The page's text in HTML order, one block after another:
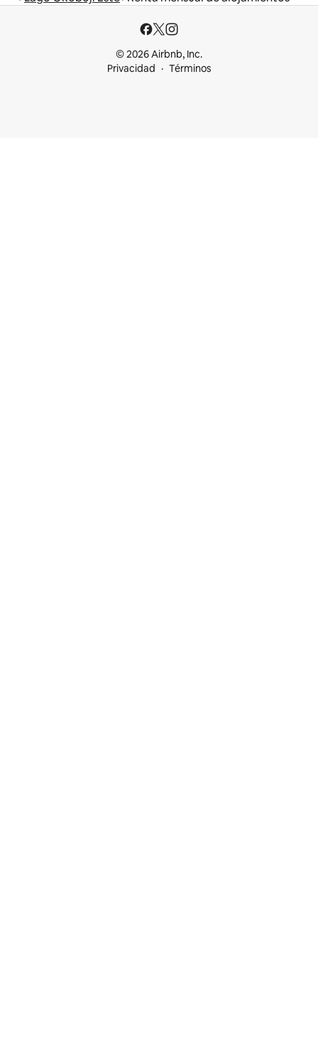
© 2026 Airbnb, Inc.
Privacidad
Términos